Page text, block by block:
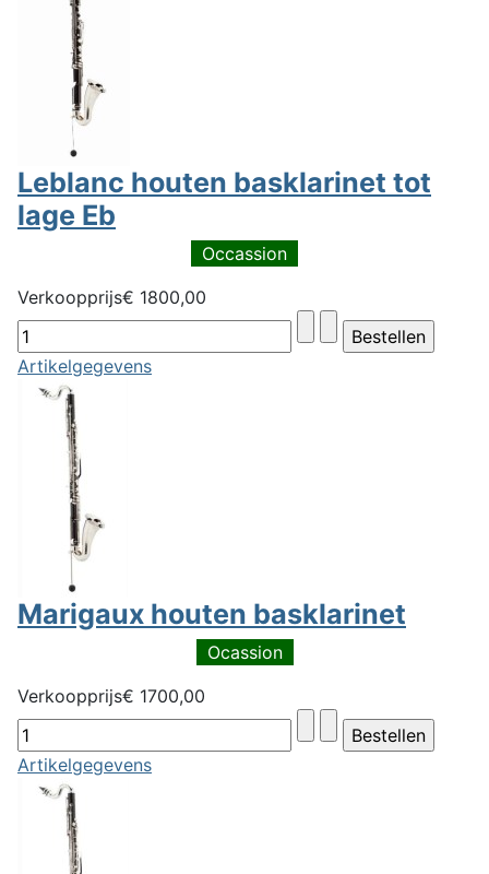
Leblanc houten basklarinet tot
lage Eb
Occassion
Verkoopprijs€ 1800,00
Artikelgegevens
Marigaux houten basklarinet
Ocassion
Verkoopprijs€ 1700,00
Artikelgegevens